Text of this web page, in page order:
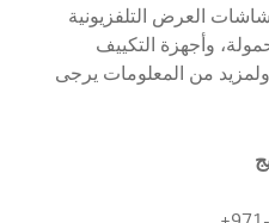
شاشات العرض التلفزيونية
وأجهزة التكييف
ولمزيد من المعلومات يرجى